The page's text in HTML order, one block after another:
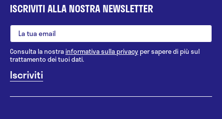
ISCRIVITI ALLA NOSTRA NEWSLETTER
Consulta la nostrainformativa sulla privacy per sapere di più sul
trattamento dei tuoi dati.